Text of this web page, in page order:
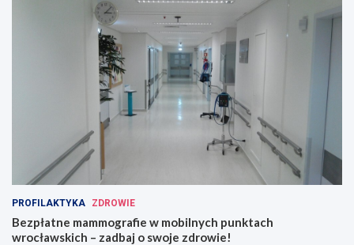
PROFILAKTYKA ZDROWIE
Bezpłatne mammografie w mobilnych punktach
wrocławskich – zadbaj o swoje zdrowie!